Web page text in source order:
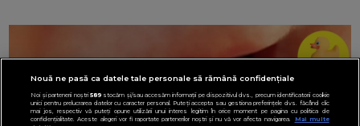
Nouă ne pasă ca datele tale personale să rămână confidențiale
Noi și partenerii noștri589stocăm și/sau accesăm informații pe dispozitivul dvs., precum identificatorii cookie
unici pentru prelucrarea datelor cu caracter personal. Puteți accepta sau gestiona preferințele dvs. făcând clic
mai jos, respectiv vă puteți opune utilizării unui interes legitim în orice moment pe pagina cu politica de
confidențialitate. Aceste alegeri vor fi raportate partenerilor noștri și nu vă vor afecta navigarea.
Mai multe